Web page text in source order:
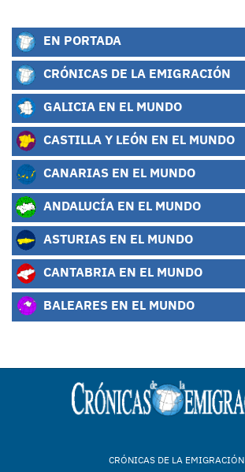
EN PORTADA
CRÓNICAS DE LA EMIGRACIÓN
GALICIA EN EL MUNDO
CASTILLA Y LEÓN EN EL MUNDO
CANARIAS EN EL MUNDO
ANDALUCÍA EN EL MUNDO
ASTURIAS EN EL MUNDO
CANTABRIA EN EL MUNDO
BALEARES EN EL MUNDO
CRÓNICAS DE LA EMIGRACIÓN